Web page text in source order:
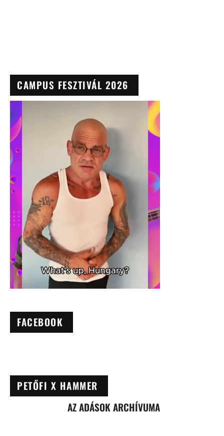
CAMPUS FESZTIVÁL 2026
FACEBOOK
PETŐFI X HAMMER
AZ ADÁSOK ARCHÍVUMA